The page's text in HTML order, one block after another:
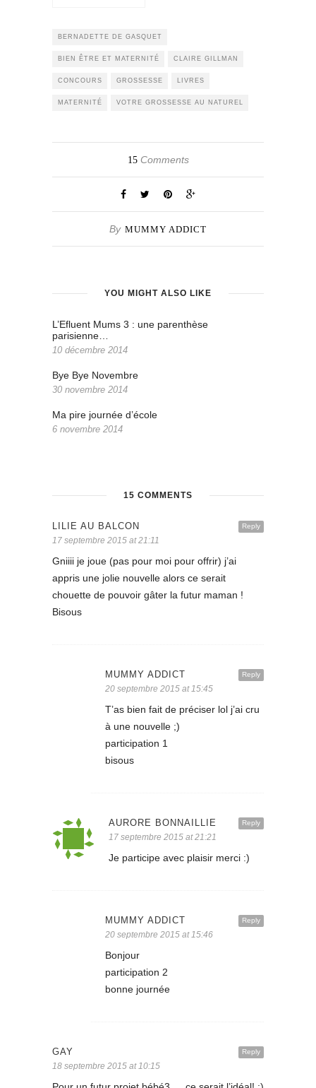
BERNADETTE DE GASQUET
BIEN ÊTRE ET MATERNITÉ CLAIRE GILLMAN
CONCOURS GROSSESSE LIVRES
MATERNITÉ VOTRE GROSSESSE AU NATUREL
15Comments
By MUMMY ADDICT
YOU MIGHT ALSO LIKE
L’Efluent Mums 3 : une parenthèse
parisienne…
10 décembre 2014
Bye Bye Novembre
30 novembre 2014
Ma pire journée d’école
6 novembre 2014
15 COMMENTS
Reply
LILIE AU BALCON
17 septembre 2015 at 21:11
Gniiii je joue (pas pour moi pour offrir) j’ai
appris une jolie nouvelle alors ce serait
chouette de pouvoir gâter la futur maman !
Bisous
Reply
MUMMY ADDICT
20 septembre 2015 at 15:45
T’as bien fait de préciser lol j’ai cru
à une nouvelle ;)
participation 1
bisous
Reply
AURORE BONNAILLIE
17 septembre 2015 at 21:21
Je participe avec plaisir merci :)
Reply
MUMMY ADDICT
20 septembre 2015 at 15:46
Bonjour
participation 2
bonne journée
Reply
GAY
18 septembre 2015 at 10:15